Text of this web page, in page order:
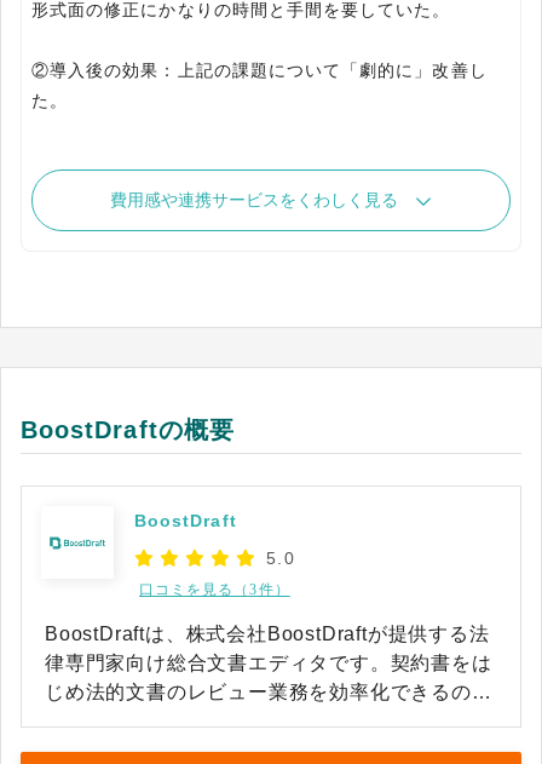
形式面の修正にかなりの時間と手間を要していた。
②導入後の効果：上記の課題について「劇的に」改善し
た。
費用感や連携サービスをくわしく見る
BoostDraftの概要
BoostDraft
5.0
口コミを見る（3件）
BoostDraftは、株式会社BoostDraftが提供する法
律専門家向け総合文書エディタです。契約書をは
じめ法的文書のレビュー業務を効率化できるのが
いった、人手に頼るしかなかった煩雑な作業を自